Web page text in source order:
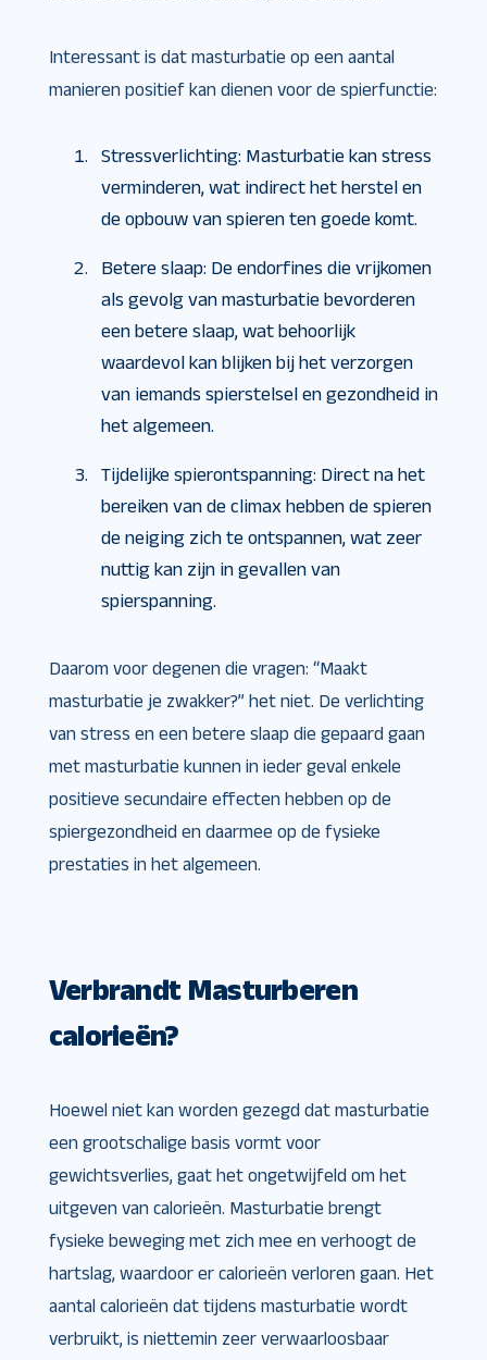
Interessant is dat masturbatie op een aantal
manieren positief kan dienen voor de spierfunctie:
Stressverlichting: Masturbatie kan stress
verminderen, wat indirect het herstel en
de opbouw van spieren ten goede komt.
Betere slaap: De endorfines die vrijkomen
als gevolg van masturbatie bevorderen
een betere slaap, wat behoorlijk
waardevol kan blijken bij het verzorgen
van iemands spierstelsel en gezondheid in
het algemeen.
Tijdelijke spierontspanning: Direct na het
bereiken van de climax hebben de spieren
de neiging zich te ontspannen, wat zeer
nuttig kan zijn in gevallen van
spierspanning.
Daarom voor degenen die vragen: “Maakt
masturbatie je zwakker?” het niet. De verlichting
van stress en een betere slaap die gepaard gaan
met masturbatie kunnen in ieder geval enkele
positieve secundaire effecten hebben op de
spiergezondheid en daarmee op de fysieke
prestaties in het algemeen.
Verbrandt Masturberen
calorieën?
Hoewel niet kan worden gezegd dat masturbatie
een grootschalige basis vormt voor
gewichtsverlies, gaat het ongetwijfeld om het
uitgeven van calorieën. Masturbatie brengt
fysieke beweging met zich mee en verhoogt de
hartslag, waardoor er calorieën verloren gaan. Het
aantal calorieën dat tijdens masturbatie wordt
verbruikt, is niettemin zeer verwaarloosbaar